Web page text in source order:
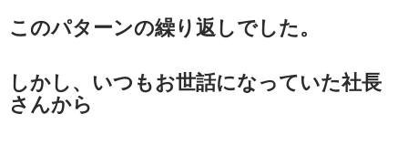
このパターンの繰り返しでした。
しかし、いつもお世話になっていた社長
さんから